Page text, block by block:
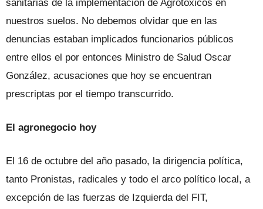
sanitarias de la implementación de Agrotóxicos en
nuestros suelos. No debemos olvidar que en las
denuncias estaban implicados funcionarios públicos
entre ellos el por entonces Ministro de Salud Oscar
González, acusaciones que hoy se encuentran
prescriptas por el tiempo transcurrido.
El agronegocio hoy
El 16 de octubre del año pasado, la dirigencia política,
tanto Pronistas, radicales y todo el arco político local, a
excepción de las fuerzas de Izquierda del FIT,